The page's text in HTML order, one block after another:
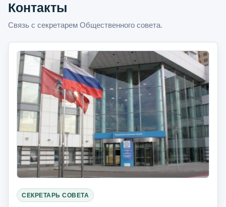
Контакты
Связь с секретарем Общественного совета.
СЕКРЕТАРЬ СОВЕТА